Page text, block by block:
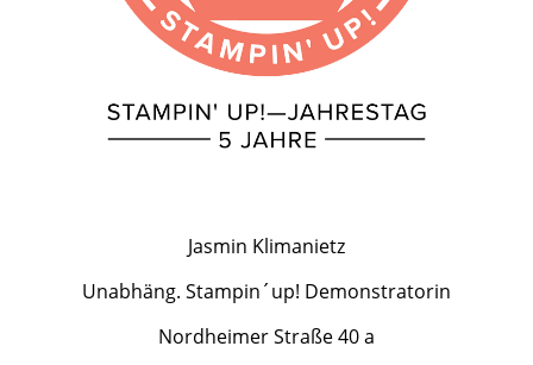
Jasmin Klimanietz
Unabhäng. Stampin´up! Demonstratorin
Nordheimer Straße 40 a